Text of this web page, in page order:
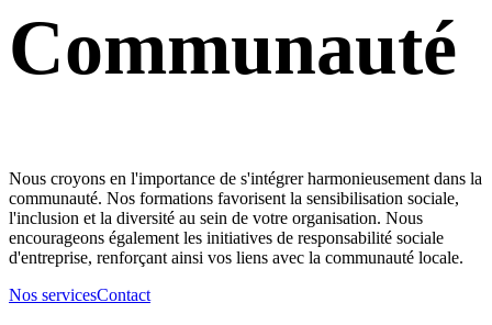
Communauté
Nous croyons en l'importance de s'intégrer harmonieusement dans la
communauté. Nos formations favorisent la sensibilisation sociale,
l'inclusion et la diversité au sein de votre organisation. Nous
encourageons également les initiatives de responsabilité sociale
d'entreprise, renforçant ainsi vos liens avec la communauté locale.
Nos servicesContact